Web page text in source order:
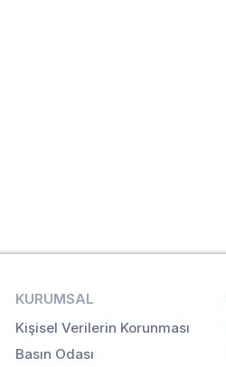
KURUMSAL
Kişisel Verilerin Korunması
Basın Odası